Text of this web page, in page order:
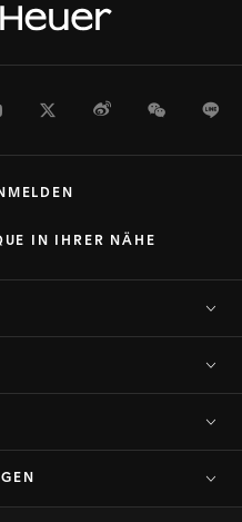
YoutubeTwitterWeiboWeChat
IN IHRER NÄHE